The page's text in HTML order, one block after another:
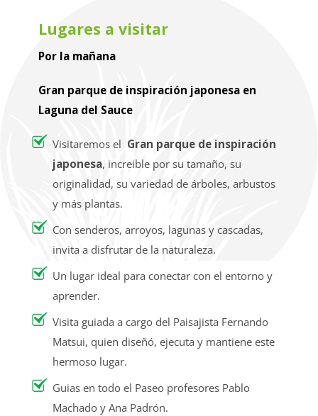
Lugares a visitar
Por la mañana
Gran parque de inspiración japonesa en
Laguna del Sauce
Visitaremos el Gran parque de inspiración
japonesa, increible por su tamaño, su
originalidad, su variedad de árboles, arbustos
y más plantas.
Con senderos, arroyos, lagunas y cascadas,
invita a disfrutar de la naturaleza.
Un lugar ideal para conectar con el entorno y
aprender.
Visita guiada a cargo del Paisajista Fernando
Matsui, quien diseñó, ejecuta y mantiene este
hermoso lugar.
Guias en todo el Paseo profesores Pablo
Machado y Ana Padrón.